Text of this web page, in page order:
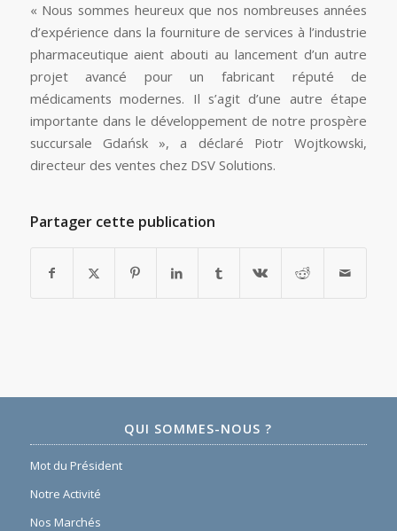
« Nous sommes heureux que nos nombreuses années
d’expérience dans la fourniture de services à l’industrie
pharmaceutique aient abouti au lancement d’un autre
projet avancé pour un fabricant réputé de
médicaments modernes. Il s’agit d’une autre étape
importante dans le développement de notre prospère
succursale Gdańsk », a déclaré Piotr Wojtkowski,
directeur des ventes chez DSV Solutions.
Partager cette publication
QUI SOMMES-NOUS ?
Mot du Président
Notre Activité
Nos Marchés